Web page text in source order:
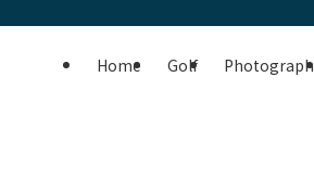
Home Golf Photograph